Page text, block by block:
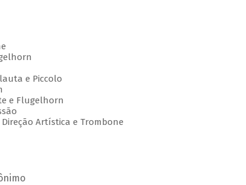
e Piccolo
e Flugelhorn
Artística e Trombone